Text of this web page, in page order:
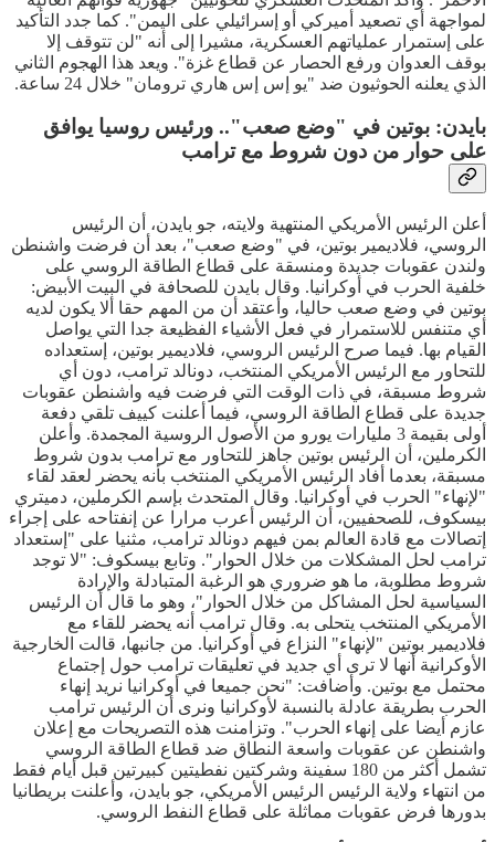
لمواجهة أي تصعيد أميركي أو إسرائيلي على اليمن". كما جدد التأكيد
على إستمرار عملياتهم العسكرية، مشيرا إلى أنه "لن تتوقف إلا
بوقف العدوان ورفع الحصار عن قطاع غزة". ويعد هذا الهجوم الثاني
الذي يعلنه الحوثيون ضد "يو إس إس هاري ترومان" خلال 24 ساعة.
بايدن: بوتين في "وضع صعب".. ورئيس روسيا يوافق
على حوار من دون شروط مع ترامب
أعلن الرئيس الأمريكي المنتهية ولايته، جو بايدن، أن الرئيس
الروسي، فلاديمير بوتين، في "وضع صعب"، بعد أن فرضت واشنطن
ولندن عقوبات جديدة ومنسقة على قطاع الطاقة الروسي على
خلفية الحرب في أوكرانيا. وقال بايدن للصحافة في البيت الأبيض:
بوتين في وضع صعب حاليا، وأعتقد أن من المهم حقا ألا يكون لديه
أي متنفس للاستمرار في فعل الأشياء الفظيعة جدا التي يواصل
القيام بها. فيما صرح الرئيس الروسي، فلاديمير بوتين، إستعداده
للتحاور مع الرئيس الأمريكي المنتخب، دونالد ترامب، دون أي
شروط مسبقة، في ذات الوقت التي فرضت فيه واشنطن عقوبات
جديدة على قطاع الطاقة الروسي، فيما أعلنت كييف تلقي دفعة
أولى بقيمة 3 مليارات يورو من الأصول الروسية المجمدة. وأعلن
الكرملين، أن الرئيس بوتين جاهز للتحاور مع ترامب بدون شروط
مسبقة، بعدما أفاد الرئيس الأمريكي المنتخب بأنه يحضر لعقد لقاء
"لإنهاء" الحرب في أوكرانيا. وقال المتحدث بإسم الكرملين، دميتري
بيسكوف، للصحفيين، أن الرئيس أعرب مرارا عن إنفتاحه على إجراء
إتصالات مع قادة العالم بمن فيهم دونالد ترامب، مثنيا على "إستعداد
ترامب لحل المشكلات من خلال الحوار". وتابع بيسكوف: "لا توجد
شروط مطلوبة، ما هو ضروري هو الرغبة المتبادلة والإرادة
السياسية لحل المشاكل من خلال الحوار"، وهو ما قال أن الرئيس
الأمريكي المنتخب يتحلى به. وقال ترامب أنه يحضر للقاء مع
فلاديمير بوتين "لإنهاء" النزاع في أوكرانيا. من جانبها، قالت الخارجية
الأوكرانية أنها لا ترى أي جديد في تعليقات ترامب حول إجتماع
محتمل مع بوتين. وأضافت: "نحن جميعا في أوكرانيا نريد إنهاء
الحرب بطريقة عادلة بالنسبة لأوكرانيا ونرى أن الرئيس ترامب
عازم أيضا على إنهاء الحرب". وتزامنت هذه التصريحات مع إعلان
واشنطن عن عقوبات واسعة النطاق ضد قطاع الطاقة الروسي
تشمل أكثر من 180 سفينة وشركتين نفطيتين كبيرتين قبل أيام فقط
من انتهاء ولاية الرئيس الرئيس الأمريكي، جو بايدن، وأعلنت بريطانيا
بدورها فرض عقوبات مماثلة على قطاع النفط الروسي.